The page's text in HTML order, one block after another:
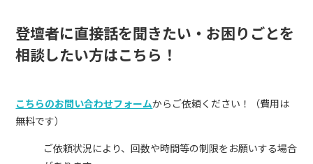
登壇者に直接話を聞きたい・お困りごとを
相談したい方はこちら！
こちらのお問い合わせフォームからご依頼ください！（費用は
無料です）
ご依頼状況により、回数や時間等の制限をお願いする場合